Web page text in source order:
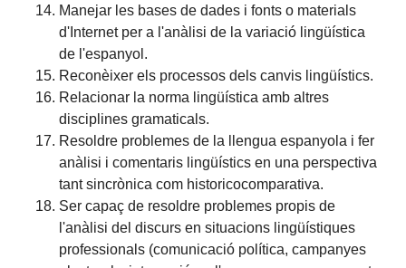
Manejar les bases de dades i fonts o materials
d'Internet per a l'anàlisi de la variació lingüística
de l'espanyol.
Reconèixer els processos dels canvis lingüístics.
Relacionar la norma lingüística amb altres
disciplines gramaticals.
Resoldre problemes de la llengua espanyola i fer
anàlisi i comentaris lingüístics en una perspectiva
tant sincrònica com historicocomparativa.
Ser capaç de resoldre problemes propis de
l'anàlisi del discurs en situacions lingüístiques
professionals (comunicació política, campanyes